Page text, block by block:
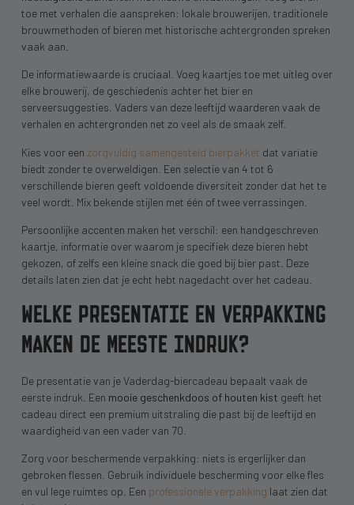
toe met verhalen die aanspreken: lokale brouwerijen, traditionele
brouwmethoden of bieren met historische achtergronden spreken
vaak aan.
De informatiewaarde is cruciaal. Voeg kaartjes toe met uitleg over
elke brouwerij, de geschiedenis achter het bier en
serveersuggesties. Vaders van deze leeftijd waarderen vaak de
verhalen en achtergronden net zo veel als de smaak zelf.
Kies voor een zorgvuldig samengesteld bierpakket dat variatie
biedt zonder te overweldigen. Een selectie van 4 tot 6
verschillende bieren geeft voldoende diversiteit zonder dat het te
veel wordt. Mix bekende stijlen met één of twee verrassingen.
Persoonlijke accenten maken het verschil: een handgeschreven
kaartje, informatie over waarom je specifiek deze bieren hebt
gekozen, of zelfs een kleine snack die goed bij bier past. Deze
details laten zien dat je echt hebt nagedacht over het cadeau.
WELKE PRESENTATIE EN VERPAKKING
MAKEN DE MEESTE INDRUK?
De presentatie van je Vaderdag-biercadeau bepaalt vaak de
eerste indruk. Een mooie geschenkdoos of houten kist geeft het
cadeau direct een premium uitstraling die past bij de leeftijd en
waardigheid van een vader van 70.
Zorg voor beschermende verpakking: niets is ergerlijker dan
gebroken flessen. Gebruik individuele bescherming voor elke fles
en vul lege ruimtes op. Een professionele verpakking laat zien dat